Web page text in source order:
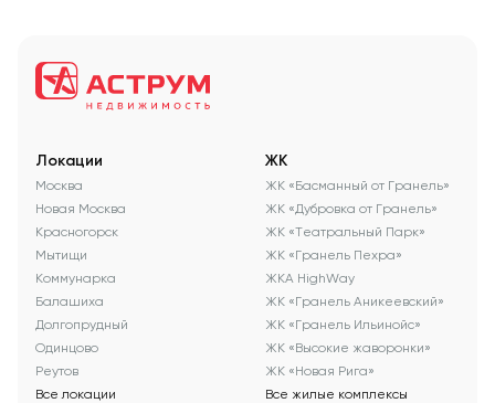
Локации
Москва
Новая Москва
Красногорск
Мытищи
Коммунарка
Балашиха
Долгопрудный
Одинцово
Реутов
Все локации
ЖК
ЖК «Басманный от Гранель»
ЖК «Дубровка от Гранель»
ЖК «Театральный Парк»
ЖК «Гранель Пехра»
ЖКА HighWay
ЖК «Гранель Аникеевский»
ЖК «Гранель Ильинойс»
ЖК «Высокие жаворонки»
ЖК «Новая Рига»
Все жилые комплексы